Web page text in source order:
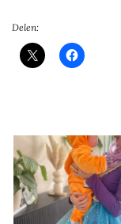
Delen: